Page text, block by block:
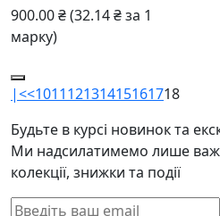
900.00 ₴(32.14 ₴ за 1
марку)
|<<101112131415161718
Будьте в курсі новинок та
Ми надсилатимемо лише
колекції, знижки та події